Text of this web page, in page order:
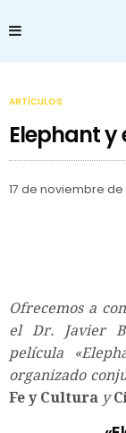
ARTÍCULOS
Elephant y
17 de noviembre de
Ofrecemos a
el Dr. Javier
película
organizado
Fe y Cultura y